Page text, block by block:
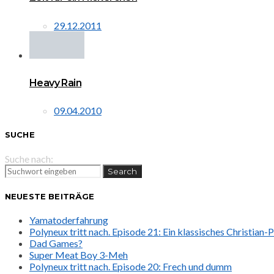
29.12.2011
Heavy Rain
09.04.2010
SUCHE
Suche nach:
Search
NEUESTE BEITRÄGE
Yamatoderfahrung
Polyneux tritt nach. Episode 21: Ein klassisches Christian-
Dad Games?
Super Meat Boy 3-Meh
Polyneux tritt nach. Episode 20: Frech und dumm